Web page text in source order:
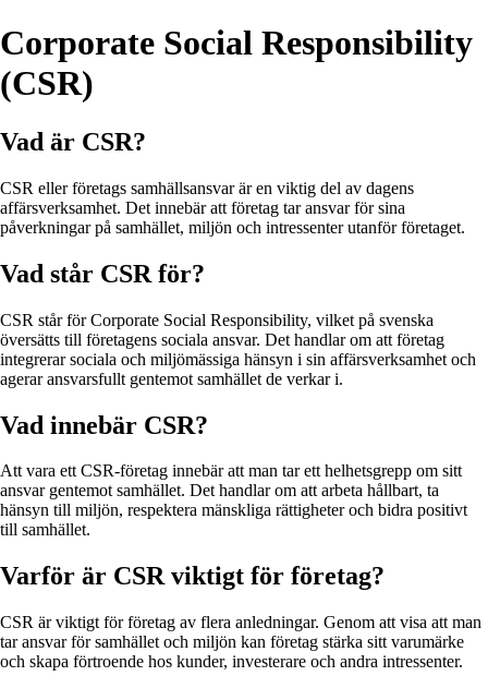
Corporate Social Responsibility
(CSR)
Vad är CSR?
CSR eller företags samhällsansvar är en viktig del av dagens
affärsverksamhet. Det innebär att företag tar ansvar för sina
påverkningar på samhället, miljön och intressenter utanför företaget.
Vad står CSR för?
CSR står för Corporate Social Responsibility, vilket på svenska
översätts till företagens sociala ansvar. Det handlar om att företag
integrerar sociala och miljömässiga hänsyn i sin affärsverksamhet och
agerar ansvarsfullt gentemot samhället de verkar i.
Vad innebär CSR?
Att vara ett CSR-företag innebär att man tar ett helhetsgrepp om sitt
ansvar gentemot samhället. Det handlar om att arbeta hållbart, ta
hänsyn till miljön, respektera mänskliga rättigheter och bidra positivt
till samhället.
Varför är CSR viktigt för företag?
CSR är viktigt för företag av flera anledningar. Genom att visa att man
tar ansvar för samhället och miljön kan företag stärka sitt varumärke
och skapa förtroende hos kunder, investerare och andra intressenter.